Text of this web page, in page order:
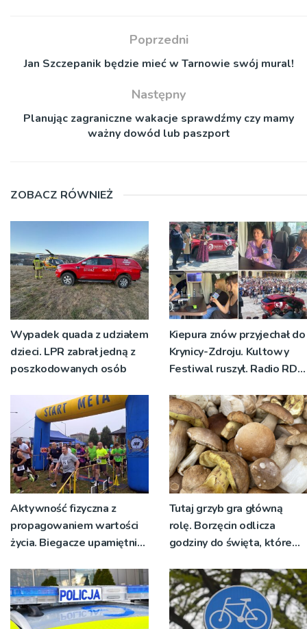
Poprzedni
Jan Szczepanik będzie mieć w Tarnowie swój mural!
Następny
Planując zagraniczne wakacje sprawdźmy czy mamy
ważny dowód lub paszport
ZOBACZ RÓWNIEŻ
Wypadek quada z udziałem
dzieci. LPR zabrał jedną z
poszkodowanych osób
Kiepura znów przyjechał do
Krynicy-Zdroju. Kultowy
Festiwal ruszył. Radio RDN
żywo [ZDJĘCIA]
Aktywność fizyczna z
propagowaniem wartości
życia. Biegacze upamiętnili
Tutaj grzyb gra główną
rolę. Borzęcin odlicza
godziny do święta, które
pokoleń